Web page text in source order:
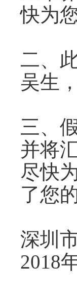
快为
二、
吴生
三、
并将
尽快
了您
深圳
2018